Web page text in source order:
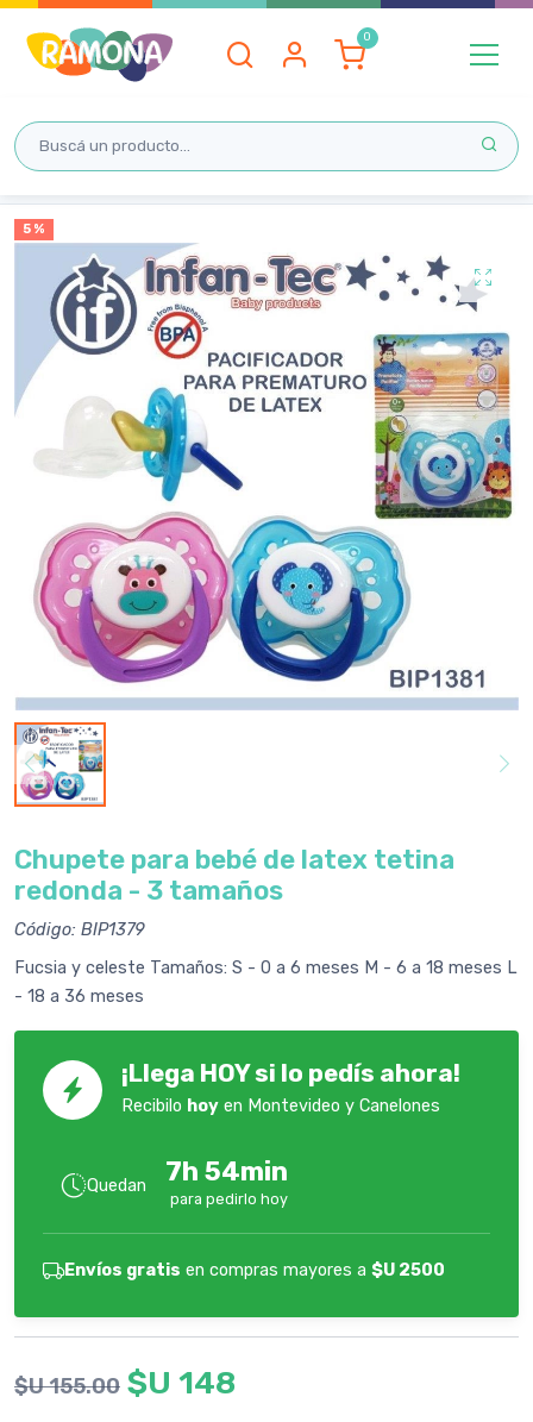
5 %
Chupete para bebé de latex tetina
redonda - 3 tamaños
Código: BIP1379
Fucsia y celeste Tamaños: S - 0 a 6 meses M - 6 a 18 meses L
- 18 a 36 meses
¡Llega HOY si lo pedís ahora!
Recibilo hoy en Montevideo y Canelones
Quedan 7h 54min
para pedirlo hoy
Envíos gratis en compras mayores a $U 2500
$U 155.00 $U 148